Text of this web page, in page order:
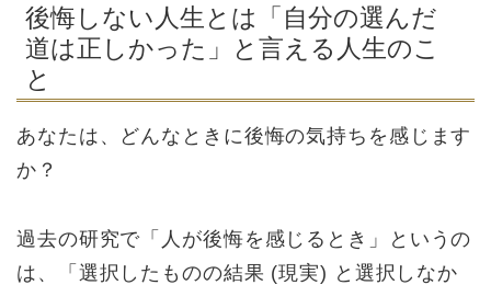
後悔しない人生とは「自分の選んだ
道は正しかった」と言える人生のこ
と
あなたは、どんなときに後悔の気持ちを感じます
か？
過去の研究で「人が後悔を感じるとき」というの
は、「選択したものの結果 (現実) と選択しなか